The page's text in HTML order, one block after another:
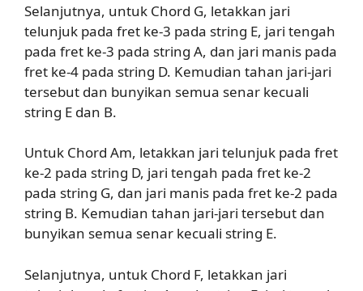
Selanjutnya, untuk Chord G, letakkan jari
telunjuk pada fret ke-3 pada string E, jari tengah
pada fret ke-3 pada string A, dan jari manis pada
fret ke-4 pada string D. Kemudian tahan jari-jari
tersebut dan bunyikan semua senar kecuali
string E dan B.
Untuk Chord Am, letakkan jari telunjuk pada fret
ke-2 pada string D, jari tengah pada fret ke-2
pada string G, dan jari manis pada fret ke-2 pada
string B. Kemudian tahan jari-jari tersebut dan
bunyikan semua senar kecuali string E.
Selanjutnya, untuk Chord F, letakkan jari